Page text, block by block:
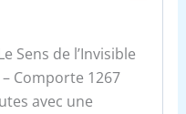
Sens de l’Invisible
Comporte 1267
avec une